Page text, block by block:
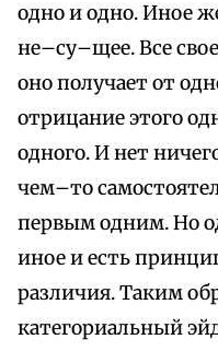
одно и одно. Иное
не–су–щее. Все
оно получает от
отрицание этого
одного. И нет
чем–то
первым одним. Но
иное и есть
различия. Таким
категориальный